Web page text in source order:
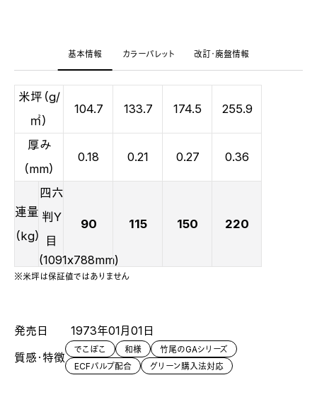
基本情報 カラーパレット 改訂・廃盤情報
米坪（g/
㎡）
104.7 133.7 174.5 255.9
厚み
（mm）
0.18 0.21 0.27 0.36
連量
（kg）
四六
判Y
目
(1091x788mm)
90 115 150 220
※米坪は保証値ではありません
発売日
1973年01月01日
質感・特徴
でこぼこ 和様
竹尾のGAシリーズ
ECFパルプ配合
グリーン購入法対応